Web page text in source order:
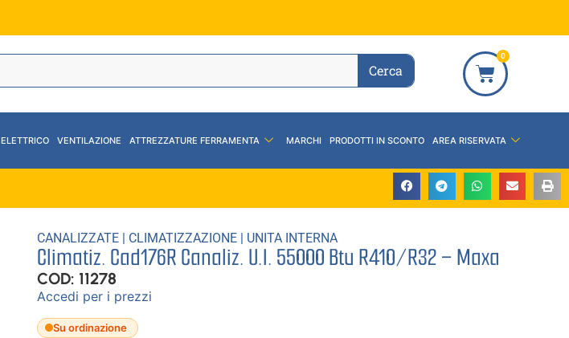
Cerca
0
ELETTRICO VENTILAZIONE ATTREZZATURE FERRAMENTA MARCHI PRODOTTI IN SCONTO AREA RISERVATA
CANALIZZATE | CLIMATIZZAZIONE | UNITA INTERNA
Climatiz. Cad176R Canaliz. U.I. 55000 Btu R410/R32 – Maxa
COD: 11278
Accedi per i prezzi
Su ordinazione